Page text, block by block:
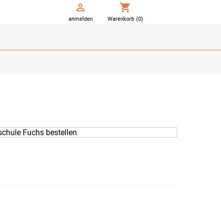

anmelden
shopping_cart
Warenkorb (0)